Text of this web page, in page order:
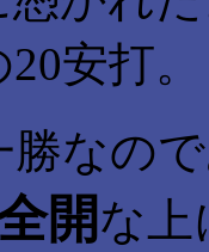
安打。
なの
開な上